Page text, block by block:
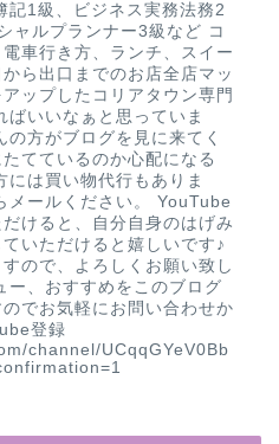
記1級、ビジネス実務法務2
ャルプランナー3級など コ
車行き方、ランチ、スイー
ら出口までのお店全店マッ
ップしたコリアタウン専門
いいなぁと思っていま
方がブログを見に来てく
てているのか心配になる
には買い物代行もありま
メールください。 YouTube
けると、自分自身のはげみ
いただけると嬉しいです♪
ので、よろしくお願い致し
ー、おすすめをこのブログ
でお気軽にお問い合わせか
登録
channel/UCqqGYeV0Bb